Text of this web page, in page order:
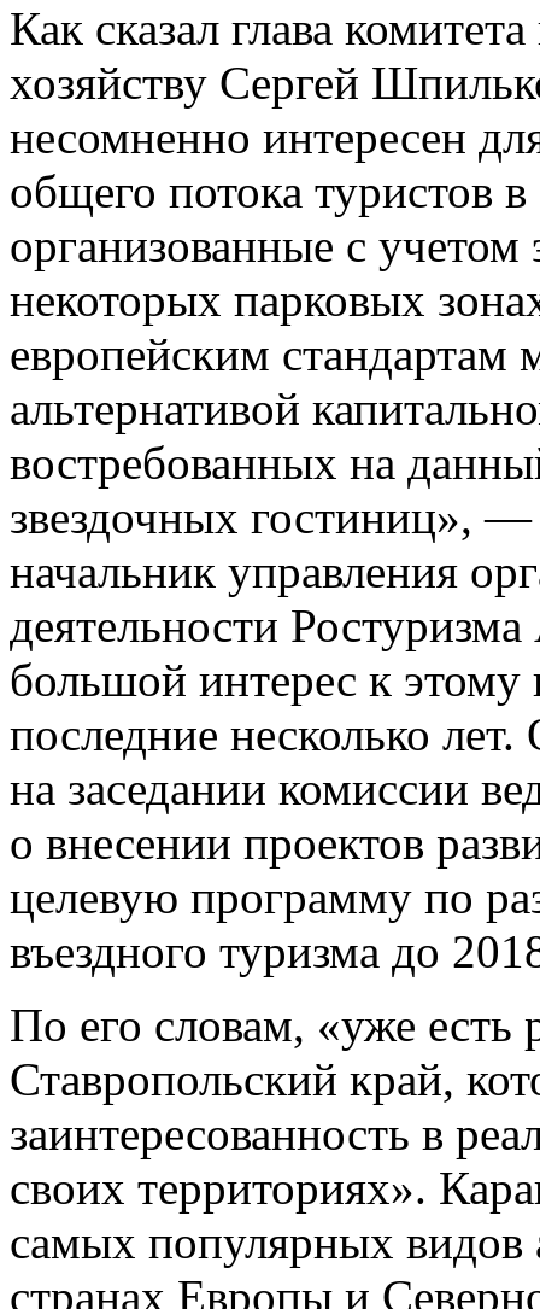
Как сказал глава
хозяйству Сергей
несомненно интересен
общего потока туристов
организованные с учетом
некоторых парковых
европейским стандартам
альтернативой
востребованных на
звездочных гостиниц»,
начальник управления
деятельности
большой интерес к
последние несколько
на заседании комиссии
о внесении проектов
целевую программу по
въездного туризма до
По его словам, «уже есть
Ставропольский край,
заинтересованность в
своих территориях».
самых популярных видов
странах Европы и